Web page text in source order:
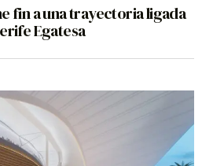
fin a una trayectoria ligada
Egatesa